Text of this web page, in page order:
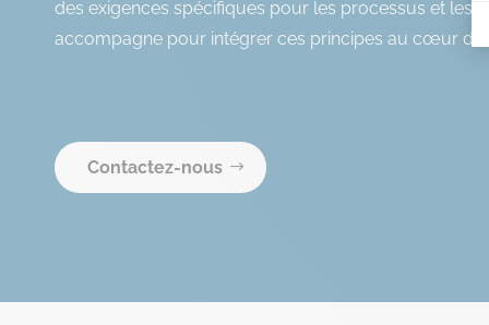
des exigences spécifiques pour les processus et les
accompagne pour intégrer ces principes au cœur de
Contactez-nous